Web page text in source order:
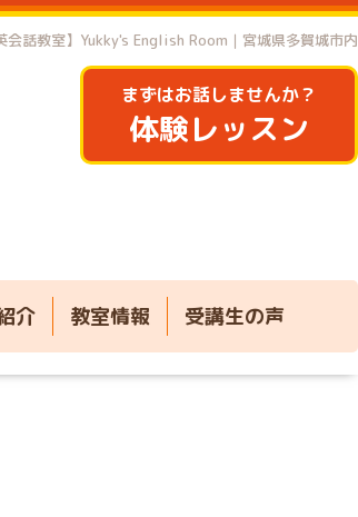
会話教室】Yukky's English Room｜宮城県多賀城市内
まずはお話しませんか？
体験レッスン
介 教室情報 受講生の声